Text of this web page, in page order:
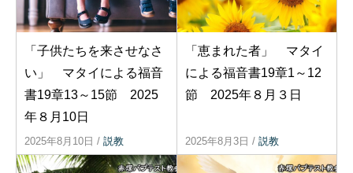
「子供たちを来させなさ
い」 マタイによる福音
書19章13～15節 2025
年８月10日
2025年8月10日 / 説教
「恵まれた者」 マタイ
による福音書19章1～12
節 2025年８月３日
2025年8月3日 / 説教